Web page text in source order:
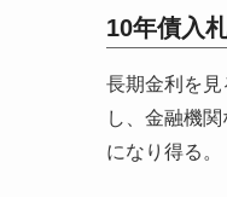
10年債入
長期金利を
し、金融機
になり得る。